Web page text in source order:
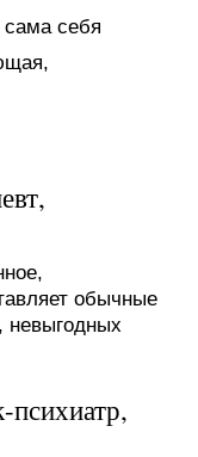
себя
обычные
невыгодных